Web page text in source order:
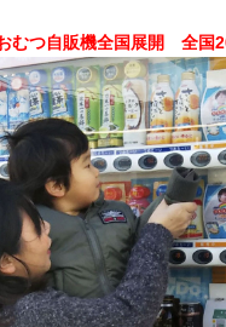
むつ自販機全国展開 全国